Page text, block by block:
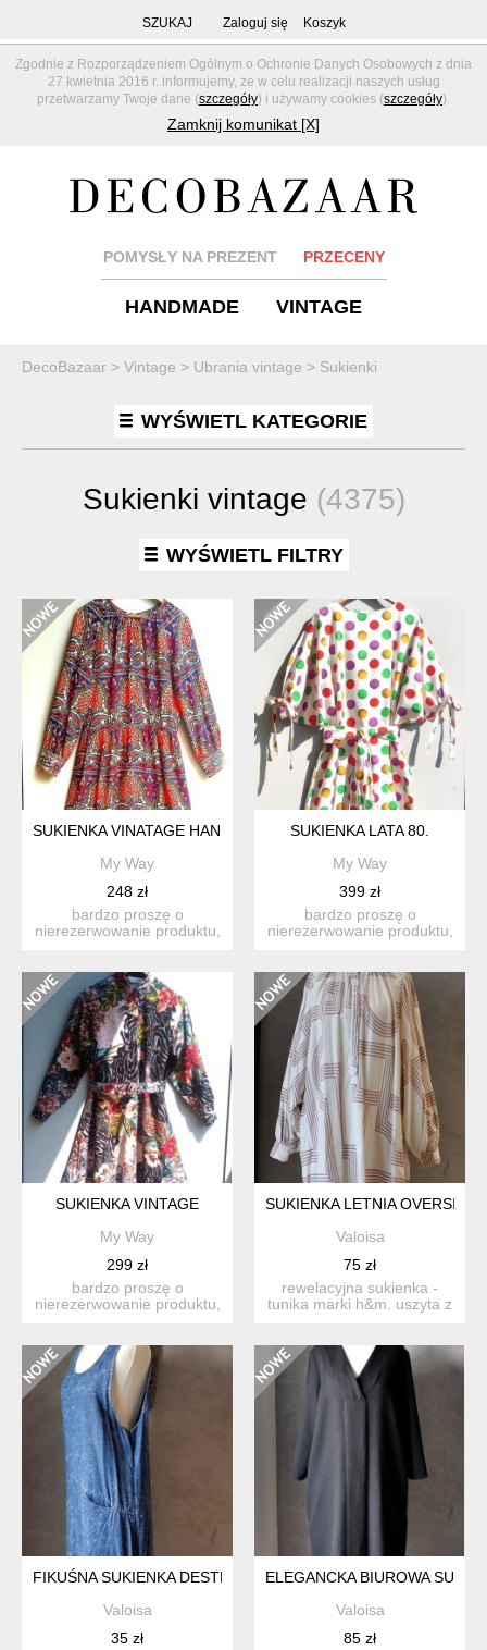
Zgodnie z Rozporządzeniem Ogólnym o Ochronie Danych Osobowych z dnia
27 kwietnia 2016 r. informujemy, że w celu realizacji naszych usług
przetwarzamy Twoje dane (szczegóły) i używamy cookies (szczegóły).
Zamknij komunikat [X]
SZUKAJ Zaloguj się Koszyk
POMYSŁY NA PREZENT PRZECENY
HANDMADE VINTAGE
DecoBazaar > Vintage > Ubrania vintage > Sukienki
WYŚWIETL KATEGORIE
Sukienki vintage (4375)
WYŚWIETL FILTRY
SUKIENKA VINATAGE HANDMADE
My Way
248 zł
bardzo proszę o
nierezerwowanie produktu,
SUKIENKA LATA 80.
My Way
399 zł
bardzo proszę o
nierezerwowanie produktu,
SUKIENKA VINTAGE
My Way
299 zł
bardzo proszę o
nierezerwowanie produktu,
SUKIENKA LETNIA OVERSIZE
Valoisa
75 zł
rewelacyjna sukienka -
tunika marki h&m. uszyta z
FIKUŚNA SUKIENKA DESTROYED CASUAL WISKOZA XS S
Valoisa
35 zł
ELEGANCKA BIUROWA
Valoisa
85 zł